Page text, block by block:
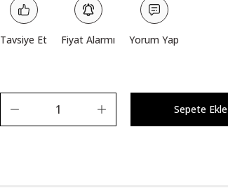
Tavsiye Et Fiyat Alarmı Yorum Yap
Sepete Ekle